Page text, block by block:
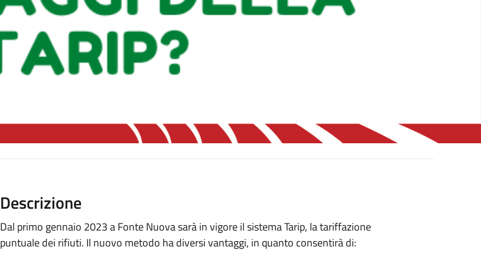
Descrizione
Dal primo gennaio 2023 a Fonte Nuova sarà in vigore il sistema Tarip, la tariffazione
puntuale dei rifiuti. Il nuovo metodo ha diversi vantaggi, in quanto consentirà di: